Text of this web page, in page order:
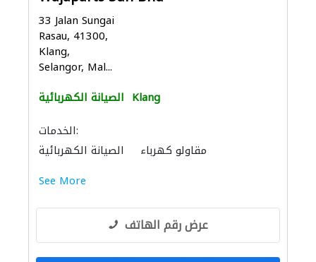
33 Jalan Sungai
Rasau, 41300,
Klang,
Selangor, Mal...
الصيانة الكهربائية Klang
الخدمات:
الصيانة الكهربائية
مقاولو كهرباء
See More
عرض رقم الهاتف